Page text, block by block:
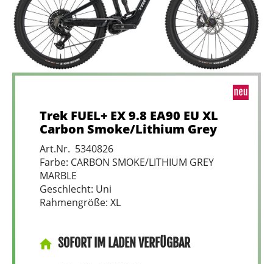
Trek FUEL+ EX 9.8 EA90 EU XL
Carbon Smoke/Lithium Grey
Art.Nr. 5340826
Farbe: CARBON SMOKE/LITHIUM GREY
MARBLE
Geschlecht: Uni
Rahmengröße: XL
SOFORT IM LADEN VERFÜGBAR